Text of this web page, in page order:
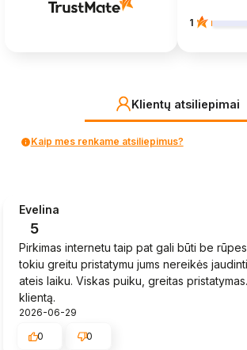
1
Klientų atsiliepimai
Kaip mes renkame atsiliepimus?
Evelina
5
Pirkimas internetu taip pat gali būti be
tokiu greitu pristatymu jums nereikės
ateis laiku. Viskas puiku, greitas
klientą.
2026-06-29
0
0